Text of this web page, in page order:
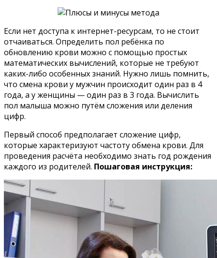
Если нет доступа к интернет-ресурсам, то не стоит
отчаиваться. Определить пол ребёнка по
обновлению крови можно с помощью простых
математических вычислений, которые не требуют
каких-либо особенных знаний. Нужно лишь помнить,
что смена крови у мужчин происходит один раз в 4
года, а у женщины — один раз в 3 года. Вычислить
пол малыша можно путём сложения или деления
цифр.
Первый способ предполагает сложение цифр,
которые характеризуют частоту обмена крови. Для
проведения расчёта необходимо знать год рождения
каждого из родителей. Пошаговая инструкция: